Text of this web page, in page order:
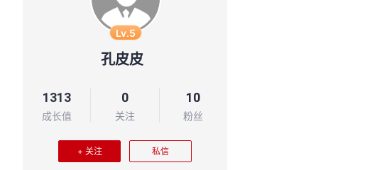
Lv.5
孔皮皮
1313
成长值
0
关注
10
粉丝
+ 关注 私信